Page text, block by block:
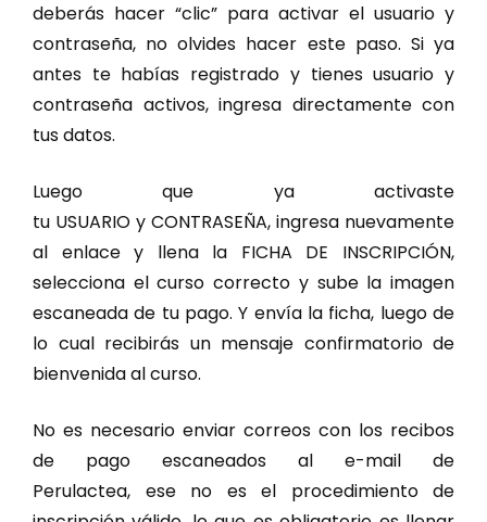
deberás hacer “clic” para activar el usuario y
contraseña, no olvides hacer este paso. Si ya
antes te habías registrado y tienes usuario y
contraseña activos, ingresa directamente con
tus datos.
Luego que ya activaste
tu USUARIO y CONTRASEÑA, ingresa nuevamente
al enlace y llena la FICHA DE INSCRIPCIÓN,
selecciona el curso correcto y sube la imagen
escaneada de tu pago. Y envía la ficha, luego de
lo cual recibirás un mensaje confirmatorio de
bienvenida al curso.
No es necesario enviar correos con los recibos
de pago escaneados al e-mail de
Perulactea, ese no es el procedimiento de